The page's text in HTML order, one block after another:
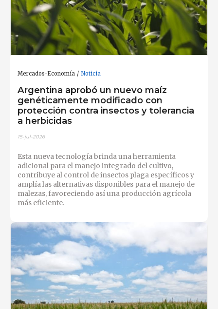
Mercados-Economía Noticia
Argentina aprobó un nuevo maíz
genéticamente modificado con
protección contra insectos y tolerancia
a herbicidas
15-jul-2026
Esta nueva tecnología brinda una herramienta
adicional para el manejo integrado del cultivo,
contribuye al control de insectos plaga específicos y
amplía las alternativas disponibles para el manejo de
malezas, favoreciendo así una producción agrícola
más eficiente.